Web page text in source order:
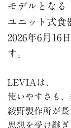
モデルとなる
ユニット式食
2026年6月16
す。
LEVIAは、
使いやすさも、
綾野製作所が
思想を受け継ぎ